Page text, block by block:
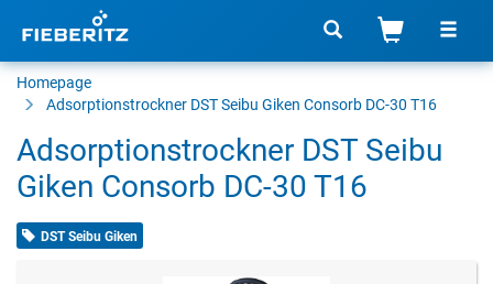
Homepage
Adsorptionstrockner DST Seibu Giken Consorb DC-30 T16
Adsorptionstrockner DST Seibu
Giken Consorb DC-30 T16
DST Seibu Giken